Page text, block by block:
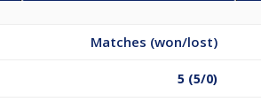
Matches (won/lost)
5 (5/0)